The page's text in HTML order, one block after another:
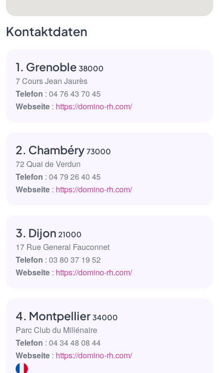
Kontaktdaten
1. Grenoble 38000
7 Cours Jean Jaurès
Telefon : 04 76 43 70 45
Webseite : https://domino-rh.com/
2. Chambéry 73000
72 Quai de Verdun
Telefon : 04 79 26 40 45
Webseite : https://domino-rh.com/
3. Dijon 21000
17 Rue General Fauconnet
Telefon : 03 80 37 19 52
Webseite : https://domino-rh.com/
4. Montpellier 34000
Parc Club du Millénaire
Telefon : 04 34 48 08 44
Webseite : https://domino-rh.com/